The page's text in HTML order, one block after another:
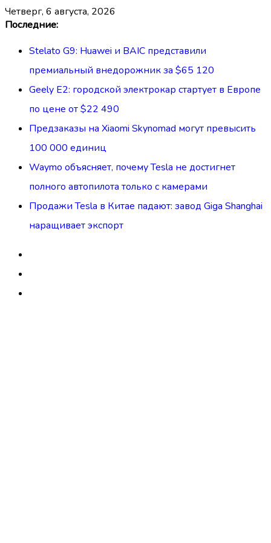
Перейти
содержимому
четверг, 6 августа, 2026
Последние:
Stelato G9: Huawei и BAIC представили
премиальный внедорожник за $65 120
Geely E2: городской электрокар стартует в Европе
по цене от $22 490
Предзаказы на Xiaomi Skynomad могут превысить
100 000 единиц
Waymo объясняет, почему Tesla не достигнет
полного автопилота только с камерами
Продажи Tesla в Китае падают: завод Giga Shanghai
наращивает экспорт